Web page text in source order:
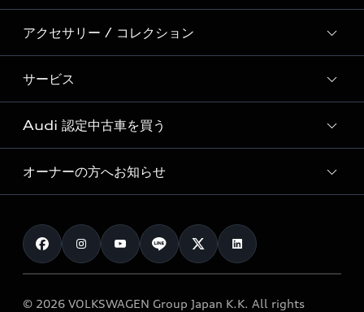
Audi Sport
Formula 1®
デジタルサービス
新車在庫検索
試乗車・展示車検索
見積り依頼
試乗予約
モデル一覧
特別仕様モデル / 限定モデル
e-tronラインアップ
価格シミュレーション
車両比較
カタログ一覧
アクセサリー / コレクション
純正アクセサリー
オンラインショップ
Audi collection
アウディナビアプリ
サービス
サービス入庫予約
サービスプログラム
メンテナンス
車検 / 定期点検
e-tronアフターサポート
Audi 認定中古車を買う
Audi認定中古車
クオリティ
保証
メンテナンス
オーナーの方へお知らせ
お知らせ
オーナー様向けキャンペーン
© 2026 VOLKSWAGEN Group Japan K.K. All rights